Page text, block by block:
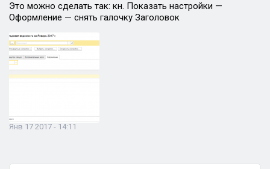
Это можно сделать так: кн. Показать настройки —
Оформление — снять галочку Заголовок
Янв 17 2017 - 14:11